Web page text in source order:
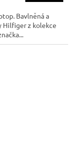
Bavlněná a
Hilfiger z kolekce